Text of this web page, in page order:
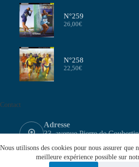
Nous utilisons des cookies pour nous assurer que
meilleure expérience possible sur
N°259
26,00€
N°258
22,50€
Contact
Adresse
33, avenue Pierre de Coubertin
Email
contact@aeffa.fr